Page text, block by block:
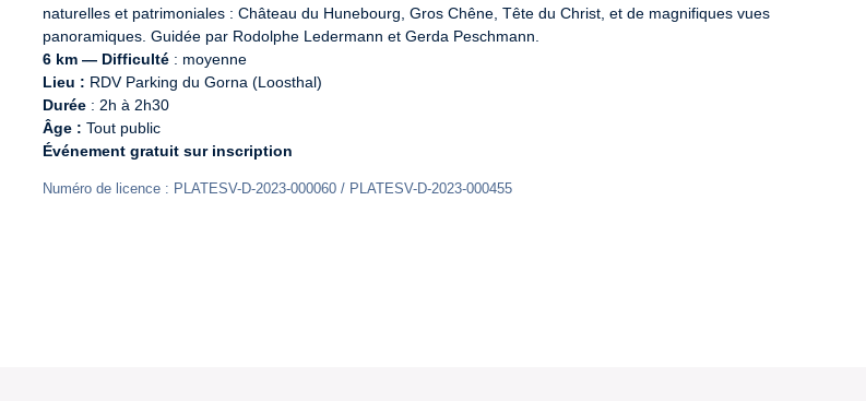
naturelles et patrimoniales : Château du Hunebourg, Gros Chêne, Tête du Christ, et de magnifiques vues
6 km — Difficulté
Lieu :
Durée
Âge :
Événement gratuit sur inscription
Numéro de licence : PLATESV-D-2023-000060 / PLATESV-D-2023-000455